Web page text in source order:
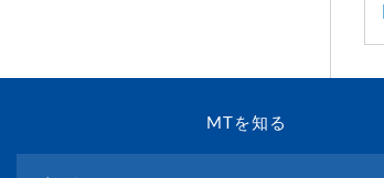
MTを知る